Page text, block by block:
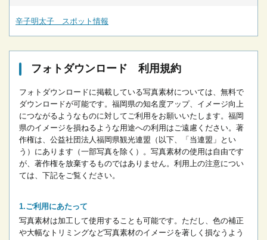
辛子明太子 スポット情報
フォトダウンロード 利用規約
フォトダウンロードに掲載している写真素材については、無料で
ダウンロードが可能です。 福岡県の知名度アップ、イメージ向上
につながるようなものに対してご利用をお願いいたします。 福岡
県のイメージを損ねるような用途への利用はご遠慮ください。 著
作権は、公益社団法人福岡県観光連盟（以下、「当連盟」とい
う）にあります（一部写真を除く）。写真素材の使用は自由です
が、著作権を放棄するものではありません。 利用上の注意につい
ては、下記をご覧ください。
ご利用にあたって
写真素材は加工して使用することも可能です。ただし、色の補正
や大幅なトリミングなど写真素材のイメージを著しく損なうよう